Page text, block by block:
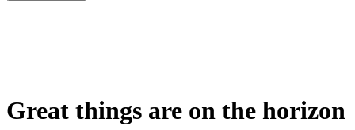
Great things are on the horizon